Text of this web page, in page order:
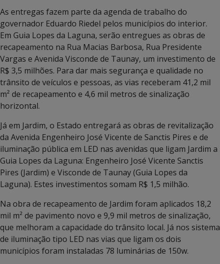
As entregas fazem parte da agenda de trabalho do
governador Eduardo Riedel pelos municípios do interior.
Em Guia Lopes da Laguna, serão entregues as obras de
recapeamento na Rua Macias Barbosa, Rua Presidente
Vargas e Avenida Visconde de Taunay, um investimento de
R$ 3,5 milhões. Para dar mais segurança e qualidade no
trânsito de veículos e pessoas, as vias receberam 41,2 mil
m² de recapeamento e 4,6 mil metros de sinalização
horizontal.
Já em Jardim, o Estado entregará as obras de revitalização
da Avenida Engenheiro José Vicente de Sanctis Pires e de
iluminação pública em LED nas avenidas que ligam Jardim a
Guia Lopes da Laguna: Engenheiro José Vicente Sanctis
Pires (Jardim) e Visconde de Taunay (Guia Lopes da
Laguna). Estes investimentos somam R$ 1,5 milhão.
Na obra de recapeamento de Jardim foram aplicados 18,2
mil m² de pavimento novo e 9,9 mil metros de sinalização,
que melhoram a capacidade do trânsito local. Já nos sistema
de iluminação tipo LED nas vias que ligam os dois
municípios foram instaladas 78 luminárias de 150w.